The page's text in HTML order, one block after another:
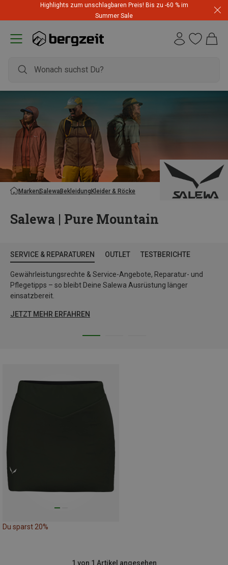
Highlights zum unschlagbaren Preis! Bis zu -60 % im
Summer Sale
MarkenSalewaBekleidungKleider & Röcke
Salewa | Pure Mountain
SERVICE & REPARATUREN OUTLET TESTBERICHTE
Gewährleistungsrechte & Service-Angebote, Reparatur- und
Pflegetipps – so bleibt Deine Salewa Ausrüstung länger
einsatzbereit.
JETZT MEHR ERFAHREN
Du sparst 20%
1 von 1 Artikel angesehen